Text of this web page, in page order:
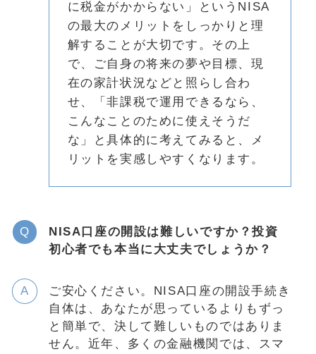
に税金がかからない」というNISA
の最大のメリットをしっかりと理
解することが大切です。その上
で、ご自身の将来の夢や目標、現
在の家計状況などと照らし合わ
せ、「非課税で運用できるなら、
こんなことのために使えそうだ
な」と具体的に考えてみると、メ
リットを実感しやすくなります。
NISA口座の開設は難しいですか？投資
初心者でも本当に大丈夫でしょうか？
ご安心ください。NISA口座の開設手続き
自体は、あなたが思っているよりもずっ
と簡単で、決して難しいものではありま
せん。近年、多くの金融機関では、スマ